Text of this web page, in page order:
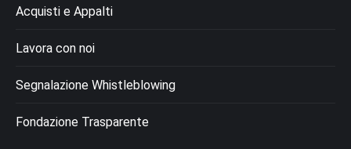
Acquisti e Appalti
Lavora con noi
Segnalazione Whistleblowing
Fondazione Trasparente